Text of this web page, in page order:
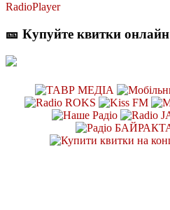
RadioPlayer
🎫 Купуйте квитки онлайн